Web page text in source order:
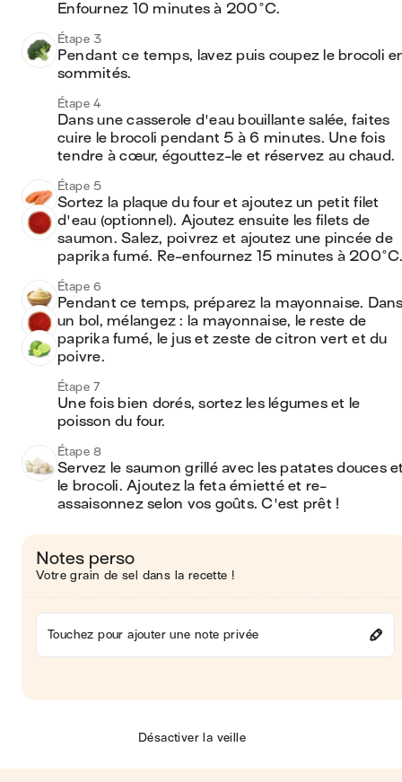
Enfournez 10 minutes à 200°C.
Étape 3
Pendant ce temps, lavez puis coupez le brocoli
sommités.
Étape 4
Dans une casserole d'eau bouillante salée, faites
cuire le brocoli pendant 5 à 6 minutes. Une fois
tendre à cœur, égouttez-le et réservez au chaud.
Étape 5
Sortez la plaque du four et ajoutez un petit filet
d'eau (optionnel). Ajoutez ensuite les filets de
saumon. Salez, poivrez et ajoutez une pincée de
paprika fumé. Re-enfournez 15 minutes à
Étape 6
Pendant ce temps, préparez la mayonnaise.
un bol, mélangez : la mayonnaise, le reste de
paprika fumé, le jus et zeste de citron vert et du
poivre.
Étape 7
Une fois bien dorés, sortez les légumes et le
poisson du four.
Étape 8
Servez le saumon grillé avec les patates douces
le brocoli. Ajoutez la feta émietté et re-
assaisonnez selon vos goûts. C'est prêt !
Notes perso
Votre grain de sel dans la recette !
Touchez pour ajouter une note privée
Désactiver la veille